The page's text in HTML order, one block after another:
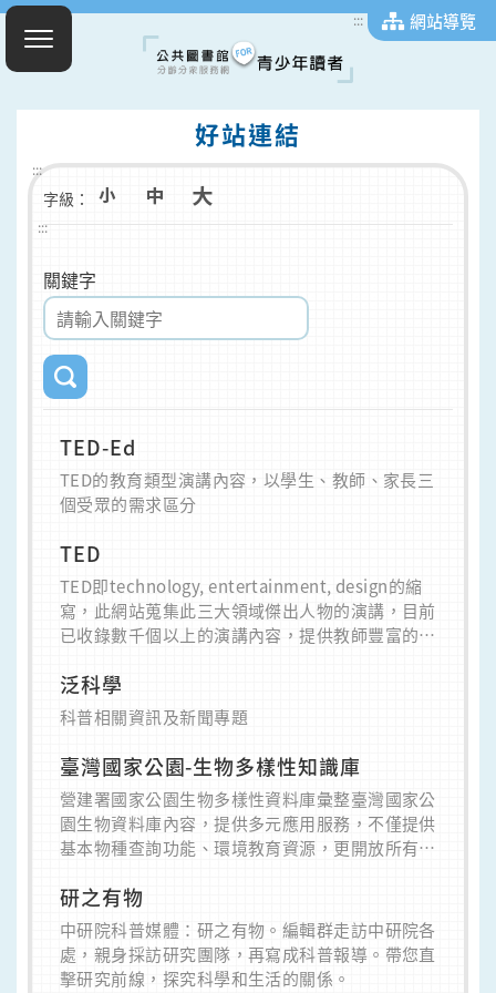
::: 網站導覽
好站連結
:::
字級：
:::
關鍵字
TED-Ed
TED的教育類型演講內容，以學生、教師、家長三
個受眾的需求區分
TED
TED即technology, entertainment, design的縮
寫，此網站蒐集此三大領域傑出人物的演講，目前
已收錄數千個以上的演講內容，提供教師豐富的語
泛科學
科普相關資訊及新聞專題
臺灣國家公園-生物多樣性知識庫
營建署國家公園生物多樣性資料庫彙整臺灣國家公
園生物資料庫內容，提供多元應用服務，不僅提供
基本物種查詢功能、環境教育資源，更開放所有資
研之有物
中研院科普媒體：研之有物。編輯群走訪中研院各
處，親身採訪研究團隊，再寫成科普報導。帶您直
擊研究前線，探究科學和生活的關係。